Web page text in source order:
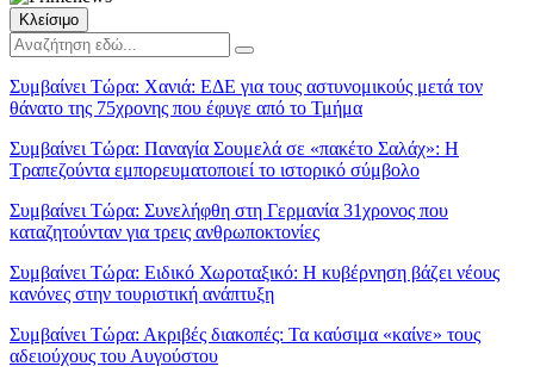
Κλείσιμο
Συμβαίνει Τώρα: Χανιά: ΕΔΕ για τους αστυνομικούς μετά τον
θάνατο της 75χρονης που έφυγε από το Τμήμα
Συμβαίνει Τώρα: Παναγία Σουμελά σε «πακέτο Σαλάχ»: Η
Τραπεζούντα εμπορευματοποιεί το ιστορικό σύμβολο
Συμβαίνει Τώρα: Συνελήφθη στη Γερμανία 31χρονος που
καταζητούνταν για τρεις ανθρωποκτονίες
Συμβαίνει Τώρα: Ειδικό Χωροταξικό: Η κυβέρνηση βάζει νέους
κανόνες στην τουριστική ανάπτυξη
Συμβαίνει Τώρα: Ακριβές διακοπές: Τα καύσιμα «καίνε» τους
αδειούχους του Αυγούστου